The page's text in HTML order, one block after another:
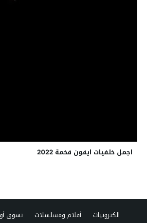
اجمل خلفيات ايفون فخمة 2022
الكترونيات أفلام ومسلسلات تسوق